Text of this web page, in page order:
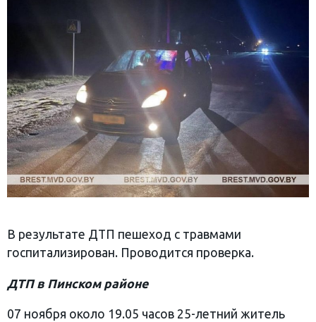
В результате ДТП пешеход с травмами
госпитализирован. Проводится проверка.
ДТП в Пинском районе
07 ноября около 19.05 часов 25-летний житель